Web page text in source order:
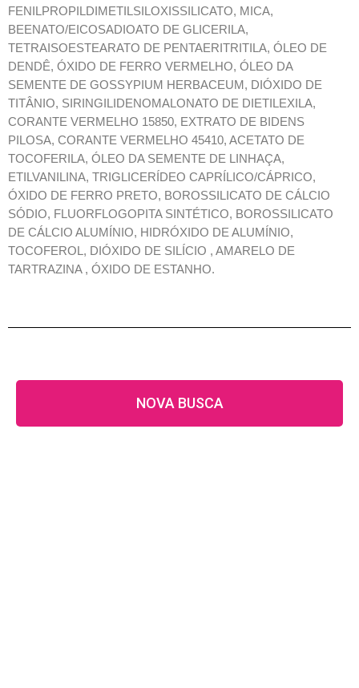
FENILPROPILDIMETILSILOXISSILICATO, MICA,
BEENATO/EICOSADIOATO DE GLICERILA,
TETRAISOESTEARATO DE PENTAERITRITILA, ÓLEO DE
DENDÊ, ÓXIDO DE FERRO VERMELHO, ÓLEO DA
SEMENTE DE GOSSYPIUM HERBACEUM, DIÓXIDO DE
TITÂNIO, SIRINGILIDENOMALONATO DE DIETILEXILA,
CORANTE VERMELHO 15850, EXTRATO DE BIDENS
PILOSA, CORANTE VERMELHO 45410, ACETATO DE
TOCOFERILA, ÓLEO DA SEMENTE DE LINHAÇA,
ETILVANILINA, TRIGLICERÍDEO CAPRÍLICO/CÁPRICO,
ÓXIDO DE FERRO PRETO, BOROSSILICATO DE CÁLCIO
SÓDIO, FLUORFLOGOPITA SINTÉTICO, BOROSSILICATO
DE CÁLCIO ALUMÍNIO, HIDRÓXIDO DE ALUMÍNIO,
TOCOFEROL, DIÓXIDO DE SILÍCIO , AMARELO DE
TARTRAZINA , ÓXIDO DE ESTANHO.
NOVA BUSCA